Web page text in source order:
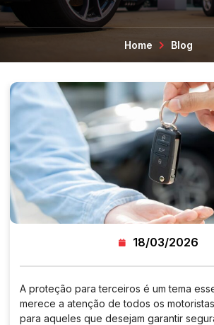
Home Blog
18/03/2026
A proteção para terceiros é um tema
merece a atenção de todos os
para aqueles que desejam garantir